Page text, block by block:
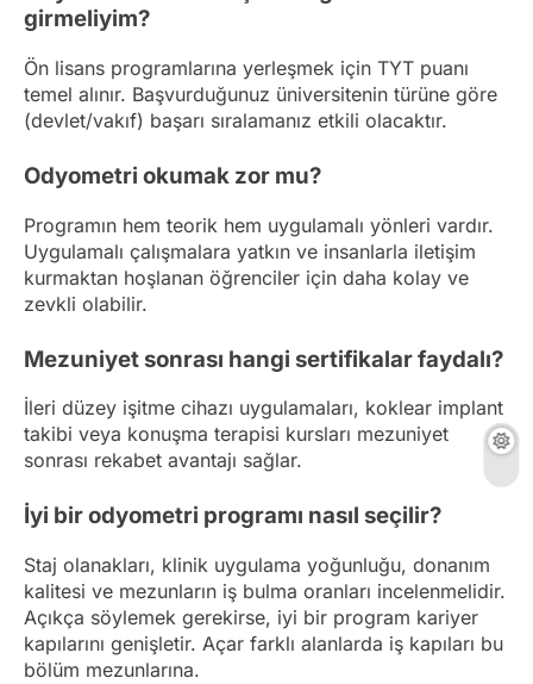
girmeliyim?
Ön lisans programlarına yerleşmek için TYT puanı
temel alınır. Başvurduğunuz üniversitenin türüne göre
(devlet/vakıf) başarı sıralamanız etkili olacaktır.
Odyometri okumak zor mu?
Programın hem teorik hem uygulamalı yönleri vardır.
Uygulamalı çalışmalara yatkın ve insanlarla iletişim
kurmaktan hoşlanan öğrenciler için daha kolay ve
zevkli olabilir.
Mezuniyet sonrası hangi sertifikalar faydalı?
İleri düzey işitme cihazı uygulamaları, koklear implant
takibi veya konuşma terapisi kursları mezuniyet
sonrası rekabet avantajı sağlar.
İyi bir odyometri programı nasıl seçilir?
Staj olanakları, klinik uygulama yoğunluğu, donanım
kalitesi ve mezunların iş bulma oranları incelenmelidir.
Açıkça söylemek gerekirse, iyi bir program kariyer
kapılarını genişletir. Açar farklı alanlarda iş kapıları bu
bölüm mezunlarına.